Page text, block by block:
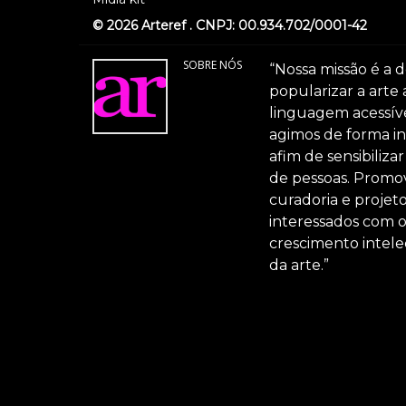
© 2026 Arteref . CNPJ: 00.934.702/0001-42
SOBRE NÓS
“Nossa missão é
popularizar a arte
linguagem
agimos de forma
afim de
de pessoas.
curadoria e
interessados com
crescimento
da arte.”